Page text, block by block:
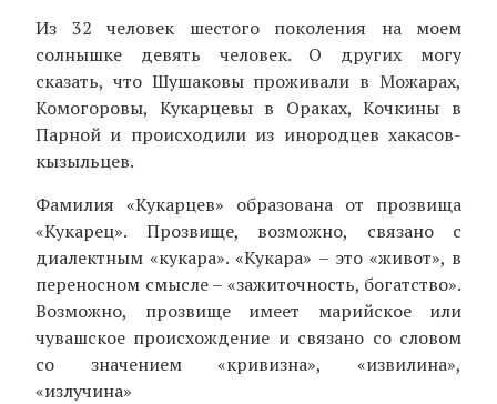
Из 32 человек шестого поколения на моем
солнышке девять человек. О других могу
сказать, что Шушаковы проживали в Можарах,
Комогоровы, Кукарцевы в Ораках, Кочкины в
Парной и происходили из инородцев хакасов-
кызыльцев.
Фамилия «Кукарцев» образована от прозвища
«Кукарец». Прозвище, возможно, связано с
диалектным «кукара». «Кукара» – это «живот», в
переносном смысле – «зажиточность, богатство».
Возможно, прозвище имеет марийское или
чувашское происхождение и связано со словом
со значением «кривизна», «извилина»,
«излучина»